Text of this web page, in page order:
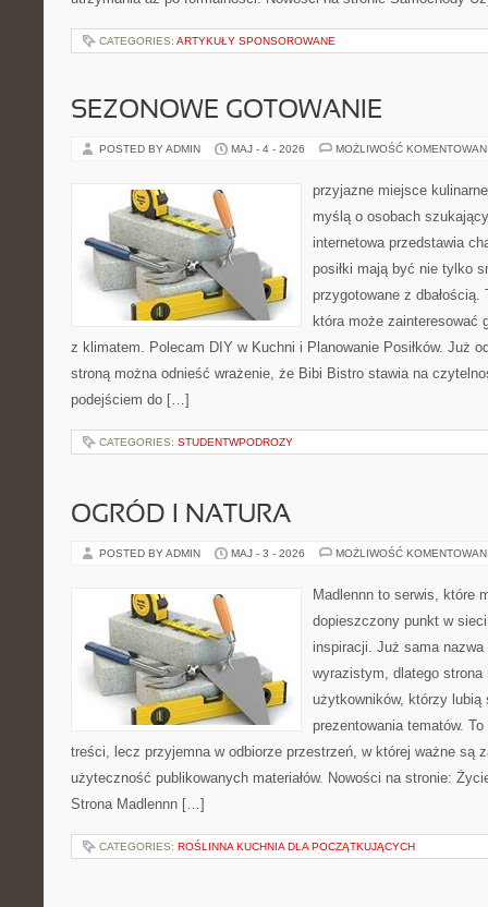
CATEGORIES: ARTYKUŁY SPONSOROWANE
SEZONOWE GOTOWANIE
POSTED BY ADMIN MAJ - 4 - 2026 MOŻLIWOŚĆ
przyjazne miejsce
myślą o osobach
internetowa przedstawia
posiłki mają być nie tylko
przygotowane z
która może zainteresować
z klimatem. Polecam DIY w Kuchni i Planowanie Posiłków. Już
stroną można odnieść wrażenie, że Bibi Bistro stawia na
podejściem do […]
CATEGORIES: STUDENTWPODROZY
OGRÓD I NATURA
POSTED BY ADMIN MAJ - 3 - 2026 MOŻLIWOŚĆ
Madlennn to serwis, które
dopieszczony punkt w
inspiracji. Już sama
wyrazistym, dlatego
użytkowników, którzy lubią
prezentowania tematów.
treści, lecz przyjemna w odbiorze przestrzeń, w której ważne są
użyteczność publikowanych materiałów. Nowości na stronie:
Strona Madlennn […]
CATEGORIES: ROŚLINNA KUCHNIA DLA POCZĄTKUJĄCYCH